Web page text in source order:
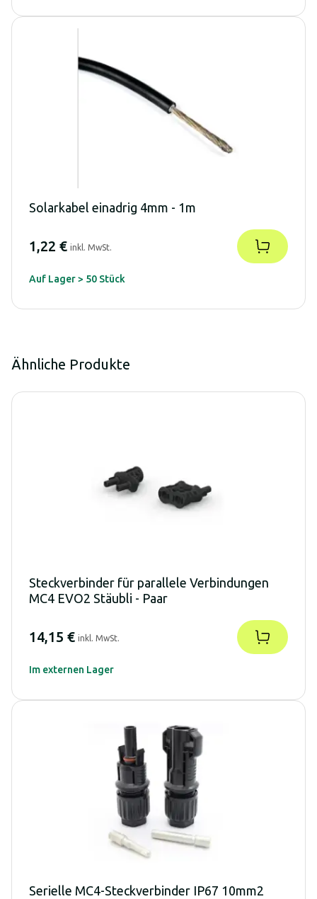
Solarkabel einadrig 4mm - 1m
1,22 € inkl. MwSt.
Auf Lager > 50 Stück
Ähnliche Produkte
Steckverbinder für parallele Verbindungen
MC4 EVO2 Stäubli - Paar
14,15 € inkl. MwSt.
Im externen Lager
Serielle MC4-Steckverbinder IP67 10mm2